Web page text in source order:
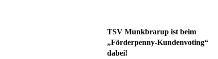
TSV Munkbrarup ist beim
„Förderpenny-Kundenvoting“
dabei!